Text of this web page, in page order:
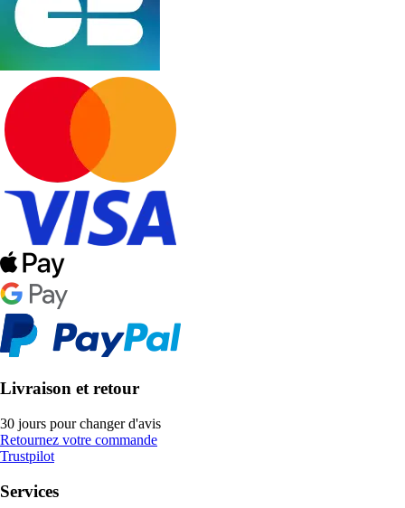
Livraison et retour
30 jours pour changer d'avis
Retournez votre commande
Trustpilot
Services